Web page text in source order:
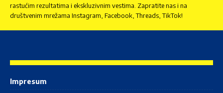
rastućim rezultatima i ekskluzivnim vestima. Zapratite nas i na
društvenim mrežama Instagram, Facebook, Threads, TikTok!
Impresum